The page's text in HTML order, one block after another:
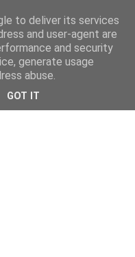
to deliver its services
and user-agent are
and security
generate usage
abuse.
GOT IT